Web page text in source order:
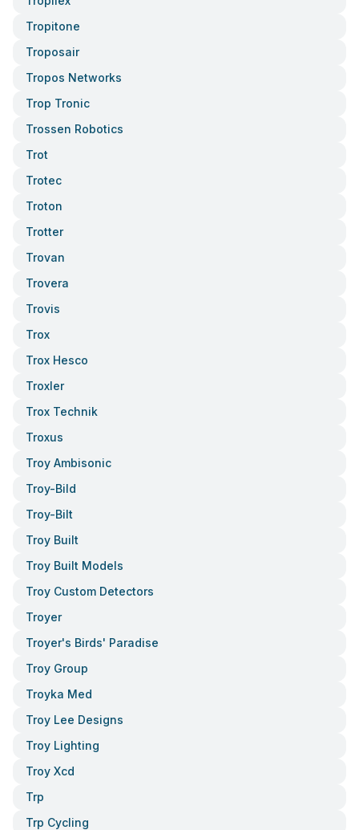
Tropitone
Troposair
Tropos Networks
Trop Tronic
Trossen Robotics
Trot
Trotec
Troton
Trotter
Trovan
Trovera
Trovis
Trox
Trox Hesco
Troxler
Trox Technik
Troxus
Troy Ambisonic
Troy-Bild
Troy-Bilt
Troy Built
Troy Built Models
Troy Custom Detectors
Troyer
Troyer's Birds' Paradise
Troy Group
Troyka Med
Troy Lee Designs
Troy Lighting
Troy Xcd
Trp
Trp Cycling